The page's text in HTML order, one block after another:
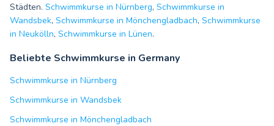
Städten. Schwimmkurse in Nürnberg, Schwimmkurse in
Wandsbek, Schwimmkurse in Mönchengladbach, Schwimmkurse
in Neukölln, Schwimmkurse in Lünen.
Beliebte Schwimmkurse in Germany
Schwimmkurse in Nürnberg
Schwimmkurse in Wandsbek
Schwimmkurse in Mönchengladbach